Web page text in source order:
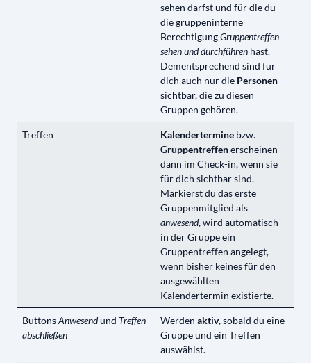
sehen darfst und für die du
die gruppeninterne
BerechtigungGruppentreffen
sehen und durchführen hast.
Dementsprechend sind für
dich auch nur die Personen
sichtbar, die zu diesen
Gruppen gehören.
Treffen Kalendertermine bzw.
Gruppentreffenerscheinen
dann im Check-in, wenn sie
für dich sichtbar sind.
Markierst du das erste
Gruppenmitglied als
anwesend, wird automatisch
in der Gruppe ein
Gruppentreffen angelegt,
wenn bisher keines für den
ausgewählten
Kalendertermin existierte.
ButtonsAnwesendund Treffen
abschließen
Werdenaktiv, sobald du eine
Gruppe und ein Treffen
auswählst.